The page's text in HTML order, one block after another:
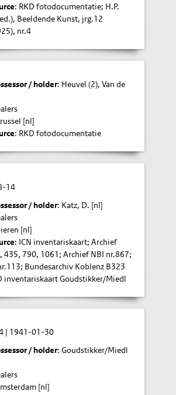
: RKD fotodocumentatie; H.P.
Beeldende Kunst, jrg.12
nr.4
/ holder: Heuvel (2), Van de
[nl]
: RKD fotodocumentatie
14
/ holder: Katz, D. [nl]
[nl]
: ICN inventariskaart; Archief
435, 790, 1061; Archief NBI nr.867;
Bundesarchiv Koblenz B323
inventariskaart Goudstikker/Miedl
| 1941-01-30
/ holder: Goudstikker/Miedl
[nl]